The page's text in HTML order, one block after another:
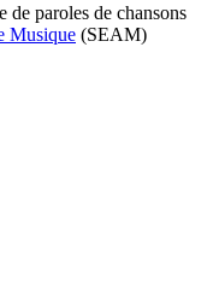
de paroles de chansons
Musique (SEAM)